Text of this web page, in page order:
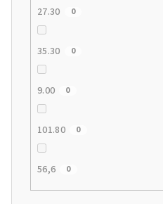
27.30 0
35.30 0
9.00 0
101.80 0
56,6 0